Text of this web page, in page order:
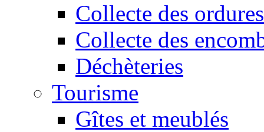
Collecte des ordures
Collecte des
Déchèteries
Tourisme
Gîtes et meublés